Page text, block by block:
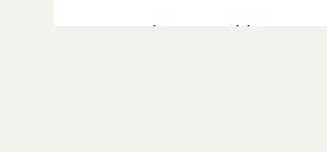
Bài 6. Hình có tâm đối xứng